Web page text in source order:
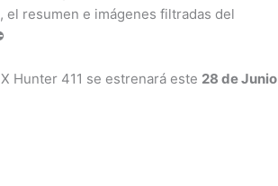
el resumen e imágenes filtradas del
Hunter 411 se estrenará este 28 de Junio